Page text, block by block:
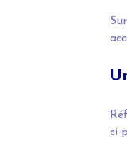
ci